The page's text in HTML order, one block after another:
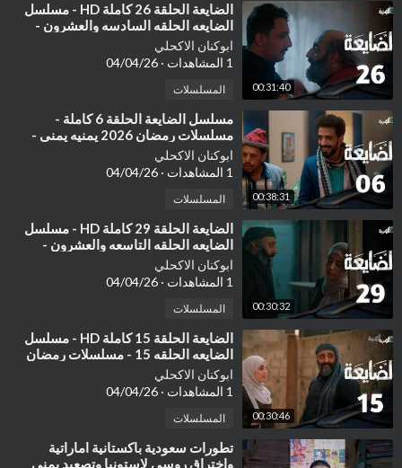
00:31:40
⁣الضايعة الحلقة 26 كاملة HD - مسلسل
الضايعه الحلقه السادسه والعشرون -
مسلسلات رمان 2026 يمنيه يمني ٢٦
ابوكنان الاكحلي
1 المشاهدات
·
المسلسلات
00:38:31
⁣مسلسل الضايعة الحلقة 6 كاملة -
مسلسلات رمضان 2026 يمنيه يمني -
الضايعه الحلقه السادسه - الضايعه ٦
ابوكنان الاكحلي
1 المشاهدات
·
المسلسلات
00:30:32
⁣الضايعة الحلقة 29 كاملة HD - مسلسل
الضايعه الحلقه التاسعه والعشرون -
مسلسلات رمان 2026 يمنيه يمني ٢٩
ابوكنان الاكحلي
1 المشاهدات
·
المسلسلات
00:30:46
⁣الضايعة الحلقة 15 كاملة HD - مسلسل
الضايعه الحلقه 15 - مسلسلات رمضان
2026 يمنيه يمني - رغد الملكي
ابوكنان الاكحلي
1 المشاهدات
·
المسلسلات
⁣تطورات سعودية باكستانية اماراتية
واختراق روسي لاستونيا وتصعيد يمني